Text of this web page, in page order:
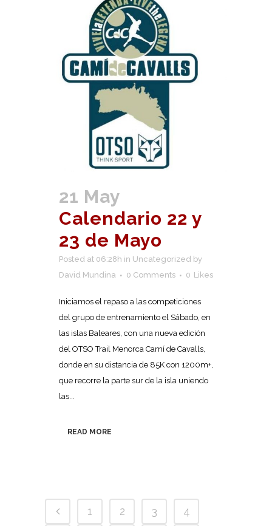
21 May
Calendario 22 y
23 de Mayo
Posted at 06:28h in Uncategorized by
David Mundina
0 Comments 0 Likes
Iniciamos el repaso a las competiciones
del grupo de entrenamiento el Sábado, en
las islas Baleares, con una nueva edición
del OTSO Trail Menorca Camí de Cavalls,
donde en su distancia de 85K con 1200m+,
que recorre la parte sur de la isla uniendo
las...
READ MORE
1 2 3
4